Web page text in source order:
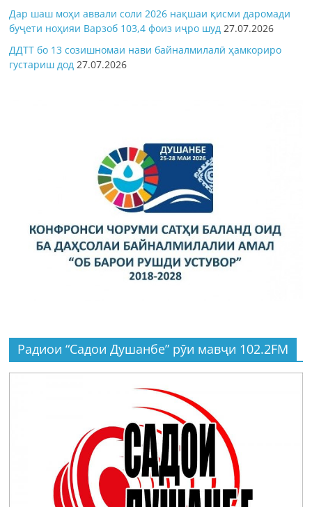
Дар шаш моҳи аввали соли 2026 нақшаи қисми даромади
буҷети ноҳияи Варзоб 103,4 фоиз иҷро шуд 27.07.2026
ДДТТ бо 13 созишномаи нави байналмилалӣ ҳамкориро
густариш дод 27.07.2026
Радиои “Садои Душанбе” рӯи мавҷи 102.2FM